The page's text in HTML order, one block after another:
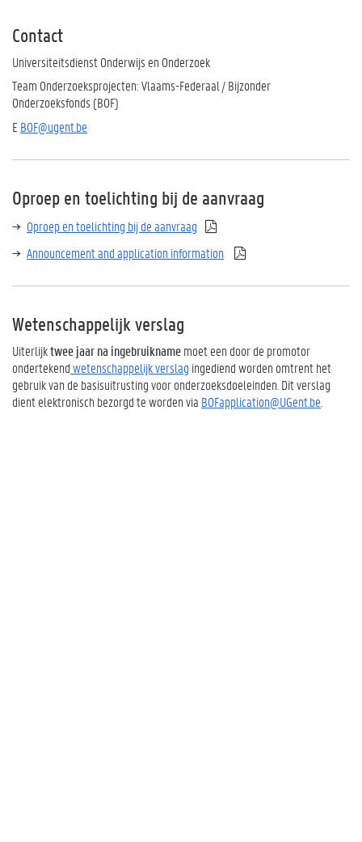
Contact
Universiteitsdienst Onderwijs en Onderzoek
Team Onderzoeksprojecten: Vlaams-Federaal / Bijzonder
Onderzoeksfonds (BOF)
E BOF@ugent.be
Oproep en toelichting bij de aanvraag
Oproep en toelichting bij de aanvraag
Announcement and application information
Wetenschappelijk verslag
Uiterlijktwee jaar na ingebruiknamemoet een door de promotor
ondertekendwetenschappelijk verslag ingediend worden omtrent het
gebruik van de basisuitrusting voor onderzoeksdoeleinden. Dit verslag
dient elektronisch bezorgd te worden via BOFapplication@UGent.be